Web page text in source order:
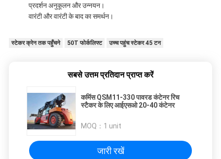
प्रदर्शन अनुकूलन और उन्नयन।
वारंटी और वारंटी के बाद का समर्थन।
स्टेकर क्रेन तक पहुँचने 50T फोर्कलिफ्ट उच्च पहुंच स्टेकर 45 टन
सबसे उत्तम प्रतिदान प्राप्त करें
कमिंस QSM11-330 पावरड कंटेनर रिच
स्टैकर के लिए आईएसओ 20-40 कंटेनर
MOQ： 1 unit
जारी रखें